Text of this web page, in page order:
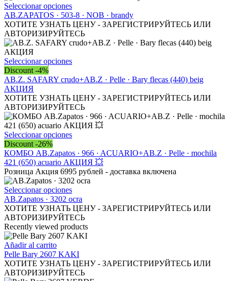
Seleccionar opcionesEste
producto
tiene
múltiples
variantes.
opciones
pueden
en
la
página
de
producto
AB.ZAPATOS · 503-8 · NOB · brandy
ХОТИТЕ УЗНАТЬ ЦЕНУ - ЗАРЕГИСТРИРУЙТЕСЬ ИЛИ
АВТОРИЗИРУЙТЕСЬ
Seleccionar opcionesEste
tiene
variantes.
Las
opciones
se
pueden
en
la
página
de
producto
Discount -4%
AB.Z. SAFARY crudo+AB.Z · Pelle · Bary flecas (440) beig
АКЦИЯ
ХОТИТЕ УЗНАТЬ ЦЕНУ - ЗАРЕГИСТРИРУЙТЕСЬ ИЛИ
АВТОРИЗИРУЙТЕСЬ
Seleccionar opcionesEste
tiene
múltiples
variantes.
Las
opciones
se
pueden
elegir
en
la
de
producto
Discount -26%
КОМБО AB.Zapatos · 966 · ACUARIO+AB.Z · Pelle · mochila
421 (650) acuario АКЦИЯ 💥
Розница Акция 6995 рублей - доставка включена
Seleccionar opcionesEste
producto
tiene
múltiples
variantes.
Las
se
pueden
elegir
AB.Zapatos · 3202 ocra
ХОТИТЕ УЗНАТЬ ЦЕНУ - ЗАРЕГИСТРИРУЙТЕСЬ ИЛИ
АВТОРИЗИРУЙТЕСЬ
Recently viewed products
Añadir al carrito
Pelle Bary 2607 KAKI
ХОТИТЕ УЗНАТЬ ЦЕНУ - ЗАРЕГИСТРИРУЙТЕСЬ ИЛИ
АВТОРИЗИРУЙТЕСЬ